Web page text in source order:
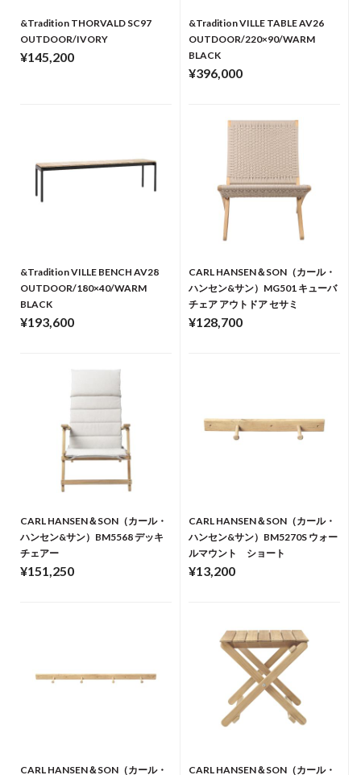
&Tradition THORVALD SC97
OUTDOOR/IVORY
¥145,200
&Tradition VILLE TABLE AV26
OUTDOOR/220×90/WARM
BLACK
¥396,000
&Tradition VILLE BENCH AV28
OUTDOOR/180×40/WARM
BLACK
¥193,600
CARL HANSEN＆SON（カール・
ハンセン&サン）MG501 キューバ
チェア アウトドア セサミ
¥128,700
CARL HANSEN＆SON（カール・
ハンセン&サン）BM5568 デッキ
チェアー
¥151,250
CARL HANSEN＆SON（カール・
ハンセン&サン）BM5270S ウォー
ルマウント ショート
¥13,200
CARL HANSEN＆SON（カール・
CARL HANSEN＆SON（カール・